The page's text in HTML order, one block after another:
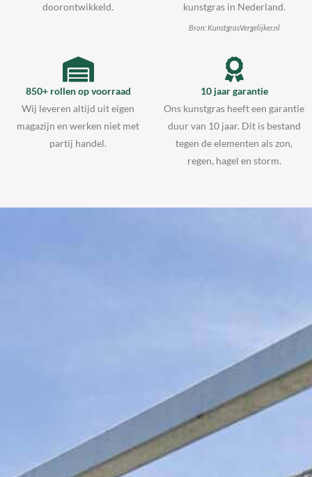
doorontwikkeld.
kunstgras in Nederland.
Bron: KunstgrasVergelijker.nl
850+ rollen op voorraad
Wij leveren altijd uit eigen
magazijn en werken niet met
partij handel.
10 jaar garantie
Ons kunstgras heeft een garantie
duur van 10 jaar. Dit is bestand
tegen de elementen als zon,
regen, hagel en storm.